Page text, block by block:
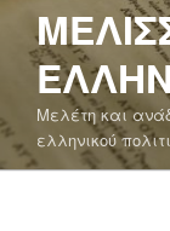
Μελέτη και
ελληνικού